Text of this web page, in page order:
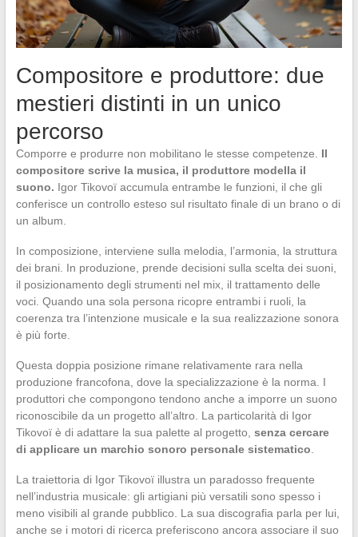
Compositore e produttore: due
mestieri distinti in un unico
percorso
Comporre e produrre non mobilitano le stesse competenze. Il
compositore scrive la musica, il produttore modella il
suono. Igor Tikovoï accumula entrambe le funzioni, il che gli
conferisce un controllo esteso sul risultato finale di un brano o di
un album.
In composizione, interviene sulla melodia, l’armonia, la struttura
dei brani. In produzione, prende decisioni sulla scelta dei suoni,
il posizionamento degli strumenti nel mix, il trattamento delle
voci. Quando una sola persona ricopre entrambi i ruoli, la
coerenza tra l’intenzione musicale e la sua realizzazione sonora
è più forte.
Questa doppia posizione rimane relativamente rara nella
produzione francofona, dove la specializzazione è la norma. I
produttori che compongono tendono anche a imporre un suono
riconoscibile da un progetto all’altro. La particolarità di Igor
Tikovoï è di adattare la sua palette al progetto, senza cercare
di applicare un marchio sonoro personale sistematico.
La traiettoria di Igor Tikovoï illustra un paradosso frequente
nell’industria musicale: gli artigiani più versatili sono spesso i
meno visibili al grande pubblico. La sua discografia parla per lui,
anche se i motori di ricerca preferiscono ancora associare il suo